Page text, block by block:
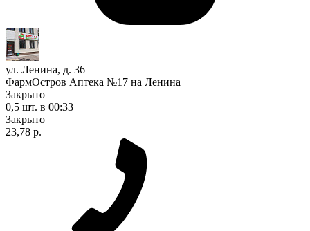
ул. Ленина, д. 36
ФармОстров Аптека №17 на Ленина
Закрыто
0,5 шт. в 00:33
Закрыто
23,78 р.